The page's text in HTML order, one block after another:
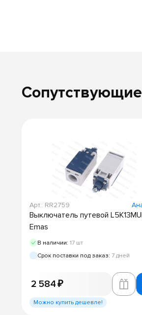
Арт.: RR2759
Выключатель путевой
Emas
В наличии: 17 шт
Срок поставки под заказ: 7 дней
2 584 ₽
Можно купить дешевле!